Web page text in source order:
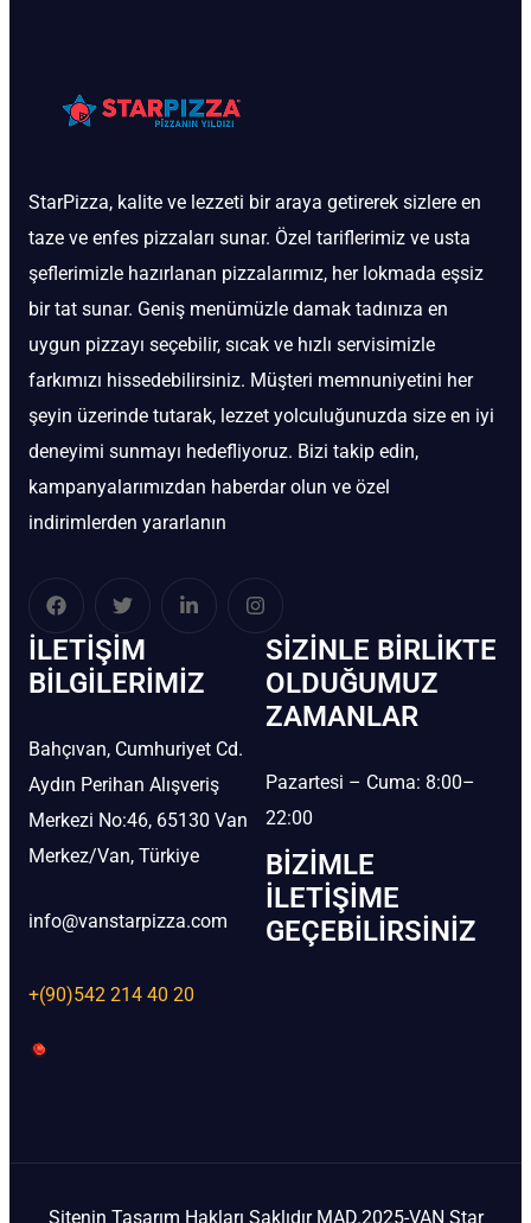
StarPizza, kalite ve lezzeti bir araya getirerek sizlere en
taze ve enfes pizzaları sunar. Özel tariflerimiz ve usta
şeflerimizle hazırlanan pizzalarımız, her lokmada eşsiz
bir tat sunar. Geniş menümüzle damak tadınıza en
uygun pizzayı seçebilir, sıcak ve hızlı servisimizle
farkımızı hissedebilirsiniz. Müşteri memnuniyetini her
şeyin üzerinde tutarak, lezzet yolculuğunuzda size en iyi
deneyimi sunmayı hedefliyoruz. Bizi takip edin,
kampanyalarımızdan haberdar olun ve özel
indirimlerden yararlanın
İLETIŞIM
BİLGILERIMIZ
Bahçıvan, Cumhuriyet Cd.
Aydın Perihan Alışveriş
Merkezi No:46, 65130 Van
Merkez/Van, Türkiye
info@vanstarpizza.com
+(90)542 214 40 20
SIZINLE BIRLIKTE
OLDUĞUMUZ
ZAMANLAR
Pazartesi – Cuma: 8:00–
22:00
BIZIMLE
İLETIŞIME
GEÇEBILIRSINIZ
Sitenin Tasarım Hakları Saklıdır MAD.2025-VAN Star